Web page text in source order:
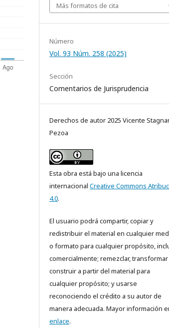
Más formatos de cita
Número
Vol. 93 Núm. 258 (2025)
Sección
Comentarios de Jurisprudencia
Derechos de autor 2025 Vicente
Pezoa
Esta obra está bajo una licencia
internacional Creative Commons
4.0.
El usuario podrá compartir, copiar y
redistribuir el material en cualquier
o formato para cualquier propósito,
comercialmente; remezclar,
construir a partir del material para
cualquier propósito; y usarse
reconociendo el crédito a su autor de
manera adecuada. Mayor información
enlace.